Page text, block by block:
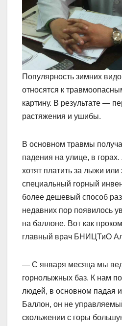
Популярность зимних
относятся к
картину. В результате —
растяжения и ушибы.
В основном травмы
падения на улице, в
хотят платить за лыжи или
специальный горный
более дешевый способ
недавних пор появилось
на баллоне. Вот как
главный врач БНИЦТиО
— С января месяца мы
горнолыжных баз. К нам
людей, в основном падая
Баллон, он не
скольжении с горы